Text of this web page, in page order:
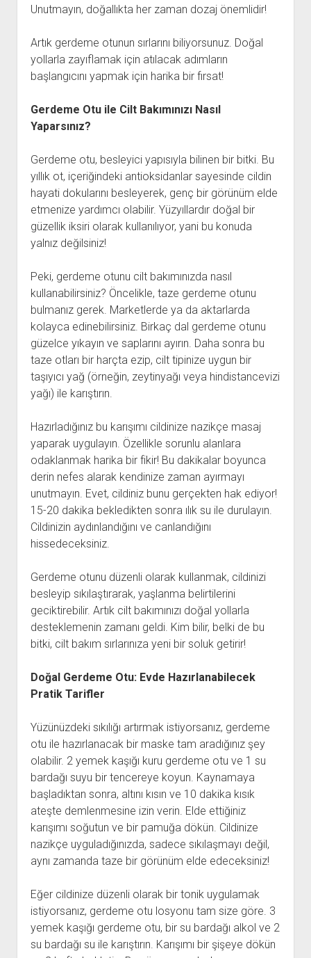
Unutmayın, doğallıkta her zaman dozaj önemlidir!
Artık gerdeme otunun sırlarını biliyorsunuz. Doğal
yollarla zayıflamak için atılacak adımların
başlangıcını yapmak için harika bir fırsat!
Gerdeme Otu ile Cilt Bakımınızı Nasıl
Yaparsınız?
Gerdeme otu, besleyici yapısıyla bilinen bir bitki. Bu
yıllık ot, içeriğindeki antioksidanlar sayesinde cildin
hayati dokularını besleyerek, genç bir görünüm elde
etmenize yardımcı olabilir. Yüzyıllardır doğal bir
güzellik iksiri olarak kullanılıyor, yani bu konuda
yalnız değilsiniz!
Peki, gerdeme otunu cilt bakımınızda nasıl
kullanabilirsiniz? Öncelikle, taze gerdeme otunu
bulmanız gerek. Marketlerde ya da aktarlarda
kolayca edinebilirsiniz. Birkaç dal gerdeme otunu
güzelce yıkayın ve saplarını ayırın. Daha sonra bu
taze otları bir harçta ezip, cilt tipinize uygun bir
taşıyıcı yağ (örneğin, zeytinyağı veya hindistancevizi
yağı) ile karıştırın.
Hazırladığınız bu karışımı cildinize nazikçe masaj
yaparak uygulayın. Özellikle sorunlu alanlara
odaklanmak harika bir fikir! Bu dakikalar boyunca
derin nefes alarak kendinize zaman ayırmayı
unutmayın. Evet, cildiniz bunu gerçekten hak ediyor!
15-20 dakika bekledikten sonra ılık su ile durulayın.
Cildinizin aydınlandığını ve canlandığını
hissedeceksiniz.
Gerdeme otunu düzenli olarak kullanmak, cildinizi
besleyip sıkılaştırarak, yaşlanma belirtilerini
geciktirebilir. Artık cilt bakımınızı doğal yollarla
desteklemenin zamanı geldi. Kim bilir, belki de bu
bitki, cilt bakım sırlarınıza yeni bir soluk getirir!
Doğal Gerdeme Otu: Evde Hazırlanabilecek
Pratik Tarifler
Yüzünüzdeki sıkılığı artırmak istiyorsanız, gerdeme
otu ile hazırlanacak bir maske tam aradığınız şey
olabilir. 2 yemek kaşığı kuru gerdeme otu ve 1 su
bardağı suyu bir tencereye koyun. Kaynamaya
başladıktan sonra, altını kısın ve 10 dakika kısık
ateşte demlenmesine izin verin. Elde ettiğiniz
karışımı soğutun ve bir pamuğa dökün. Cildinize
nazikçe uyguladığınızda, sadece sıkılaşmayı değil,
aynı zamanda taze bir görünüm elde edeceksiniz!
Eğer cildinize düzenli olarak bir tonik uygulamak
istiyorsanız, gerdeme otu losyonu tam size göre. 3
yemek kaşığı gerdeme otu, bir su bardağı alkol ve 2
su bardağı su ile karıştırın. Karışımı bir şişeye dökün